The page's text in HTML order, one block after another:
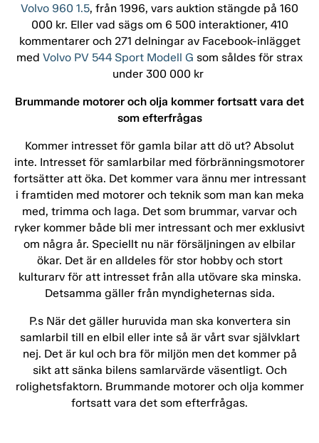
Volvo 960 1.5, från 1996, vars auktion stängde på 160
000 kr. Eller vad sägs om 6 500 interaktioner, 410
kommentarer och 271 delningar av Facebook-inlägget
med Volvo PV 544 Sport Modell G som såldes för strax
under 300 000 kr
Brummande motorer och olja kommer fortsatt vara det
som efterfrågas
Kommer intresset för gamla bilar att dö ut? Absolut
inte. Intresset för samlarbilar med förbränningsmotorer
fortsätter att öka. Det kommer vara ännu mer intressant
i framtiden med motorer och teknik som man kan meka
med, trimma och laga. Det som brummar, varvar och
ryker kommer både bli mer intressant och mer exklusivt
om några år. Speciellt nu när försäljningen av elbilar
ökar. Det är en alldeles för stor hobby och stort
kulturarv för att intresset från alla utövare ska minska.
Detsamma gäller från myndigheternas sida.
P.s När det gäller huruvida man ska konvertera sin
samlarbil till en elbil eller inte så är vårt svar självklart
nej. Det är kul och bra för miljön men det kommer på
sikt att sänka bilens samlarvärde väsentligt. Och
rolighetsfaktorn. Brummande motorer och olja kommer
fortsatt vara det som efterfrågas.